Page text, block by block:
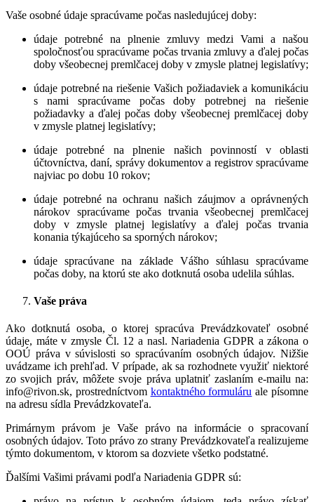
Vaše osobné údaje spracúvame počas nasledujúcej doby:
údaje potrebné na plnenie zmluvy medzi Vami a našou
spoločnosťou spracúvame počas trvania zmluvy a ďalej počas
doby všeobecnej premlčacej doby v zmysle platnej legislatívy;
údaje potrebné na riešenie Vašich požiadaviek a komunikáciu
s nami spracúvame počas doby potrebnej na riešenie
požiadavky a ďalej počas doby všeobecnej premlčacej doby
v zmysle platnej legislatívy;
údaje potrebné na plnenie našich povinností v oblasti
účtovníctva, daní, správy dokumentov a registrovspracúvame
najviac po dobu 10 rokov;
údaje potrebné na ochranu našich záujmov a oprávnených
nárokov spracúvame počas trvania všeobecnej premlčacej
doby v zmysle platnej legislatívy a ďalej počas trvania
konania týkajúceho sa sporných nárokov;
údaje spracúvane na základe Vášho súhlasu spracúvame
počas doby, na ktorú ste ako dotknutá osoba udelila súhlas.
Vaše práva
Ako dotknutá osoba, o ktorej spracúva Prevádzkovateľ osobné
údaje, máte v zmysle Čl. 12 a nasl. Nariadenia GDPR a zákona o
OOÚ práva v súvislosti so spracúvaním osobných údajov. Nižšie
uvádzame ich prehľad. V prípade, ak sa rozhodnete využiť niektoré
zo svojich práv, môžete svoje práva uplatniť zaslaním e-mailu na:
info@rivon.sk, prostredníctvom kontaktného formuláru ale písomne
na adresu sídla Prevádzkovateľa.
Primárnym právom je Vaše právo na informácie o spracovaní
osobných údajov. Toto právo zo strany Prevádzkovateľa realizujeme
týmto dokumentom, v ktorom sa dozviete všetko podstatné.
Ďalšími Vašimi právami podľa Nariadenia GDPR sú: